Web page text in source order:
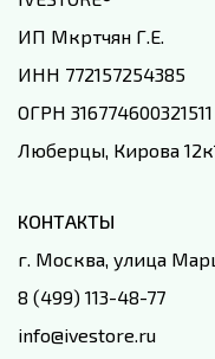
ИП Мкртчян Г.Е.
ИНН 772157254385
ОГРН 316774600321511
Люберцы, Кирова
КОНТАКТЫ
г. Москва, улица
8 (499) 113-48-77
info@ivestore.ru